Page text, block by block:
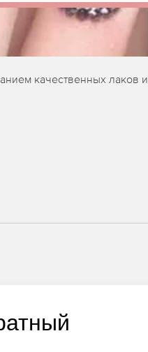
качественных лаков и